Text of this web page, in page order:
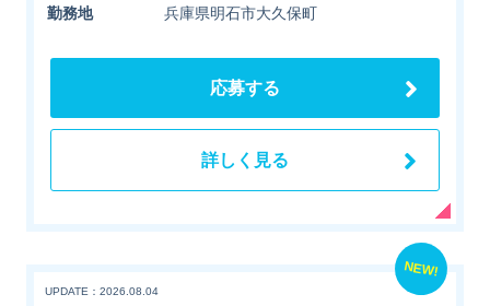
勤務地
兵庫県明石市大久保町
応募する
詳しく見る
NEW!
UPDATE：2026.08.04